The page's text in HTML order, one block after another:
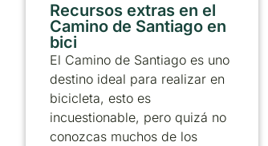
Recursos extras en el
Camino de Santiago en
bici
El Camino de Santiago es uno
destino ideal para realizar en
bicicleta, esto es
incuestionable, pero quizá no
conozcas muchos de los